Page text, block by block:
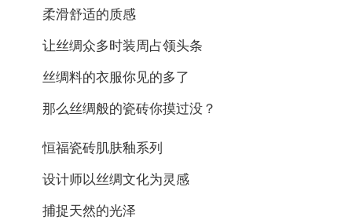
柔滑舒适的质感
让丝绸众多时装周占领头条
丝绸料的衣服你见的多了
那么丝绸般的瓷砖你摸过没？
恒福瓷砖肌肤釉系列
设计师以丝绸文化为灵感
捕捉天然的光泽